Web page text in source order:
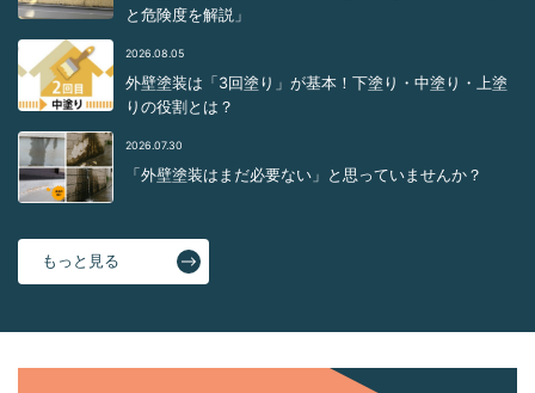
と危険度を解説」
2026.08.05
外壁塗装は「3回塗り」が基本！下塗り・中塗り・上塗
りの役割とは？
2026.07.30
「外壁塗装はまだ必要ない」と思っていませんか？
もっと見る